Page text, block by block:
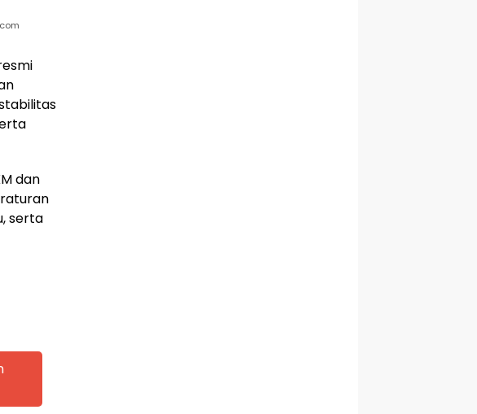
dan
serta